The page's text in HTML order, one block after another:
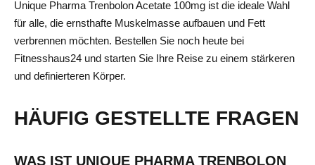
Unique Pharma Trenbolon Acetate 100mg ist die ideale Wahl
für alle, die ernsthafte Muskelmasse aufbauen und Fett
verbrennen möchten. Bestellen Sie noch heute bei
Fitnesshaus24 und starten Sie Ihre Reise zu einem stärkeren
und definierteren Körper.
HÄUFIG GESTELLTE FRAGEN
WAS IST UNIQUE PHARMA TRENBOLON